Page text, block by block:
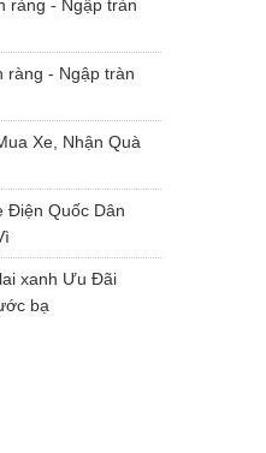
ràng - Ngập tràn
ràng - Ngập tràn
Xe, Nhận Quà
Điện Quốc Dân
xanh Ưu Đãi
bạ